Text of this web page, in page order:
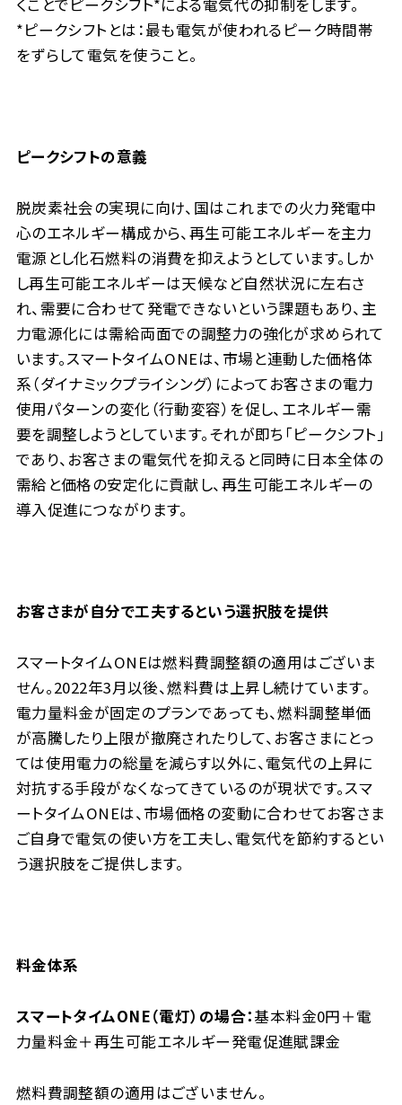
くことでピークシフト*による電気代の抑制をします。
*ピークシフトとは：最も電気が使われるピーク時間帯
をずらして電気を使うこと。
ピークシフトの意義
脱炭素社会の実現に向け、国はこれまでの火力発電中
心のエネルギー構成から、再生可能エネルギーを主力
電源とし化石燃料の消費を抑えようとしています。しか
し再生可能エネルギーは天候など自然状況に左右さ
れ、需要に合わせて発電できないという課題もあり、主
力電源化には需給両面での調整力の強化が求められて
います。スマートタイムONEは、市場と連動した価格体
系（ダイナミックプライシング）によってお客さまの電力
使用パターンの変化（行動変容）を促し、エネルギー需
要を調整しようとしています。それが即ち「ピークシフト」
であり、お客さまの電気代を抑えると同時に日本全体の
需給と価格の安定化に貢献し、再生可能エネルギーの
導入促進につながります。
お客さまが自分で工夫するという選択肢を提供
スマートタイムONEは燃料費調整額の適用はございま
せん。2022年3月以後、燃料費は上昇し続けています。
電力量料金が固定のプランであっても、燃料調整単価
が高騰したり上限が撤廃されたりして、お客さまにとっ
ては使用電力の総量を減らす以外に、電気代の上昇に
対抗する手段がなくなってきているのが現状です。スマ
ートタイムONEは、市場価格の変動に合わせてお客さま
ご自身で電気の使い方を工夫し、電気代を節約するとい
う選択肢をご提供します。
料金体系
スマートタイムONE（電灯）の場合：基本料金0円＋電
力量料金＋再生可能エネルギー発電促進賦課金
燃料費調整額の適用はございません。